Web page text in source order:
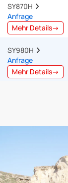
SY870H
Anfrage
Mehr Details→
SY980H
Anfrage
Mehr Details→